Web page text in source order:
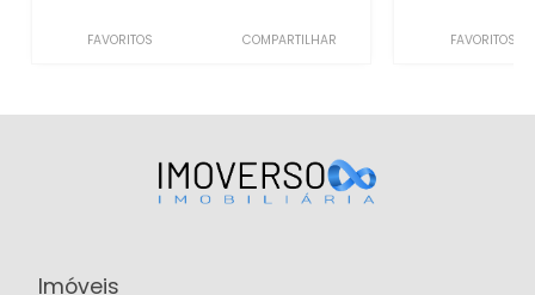
FAVORITOS COMPARTILHAR FAVORITOS
Imóveis